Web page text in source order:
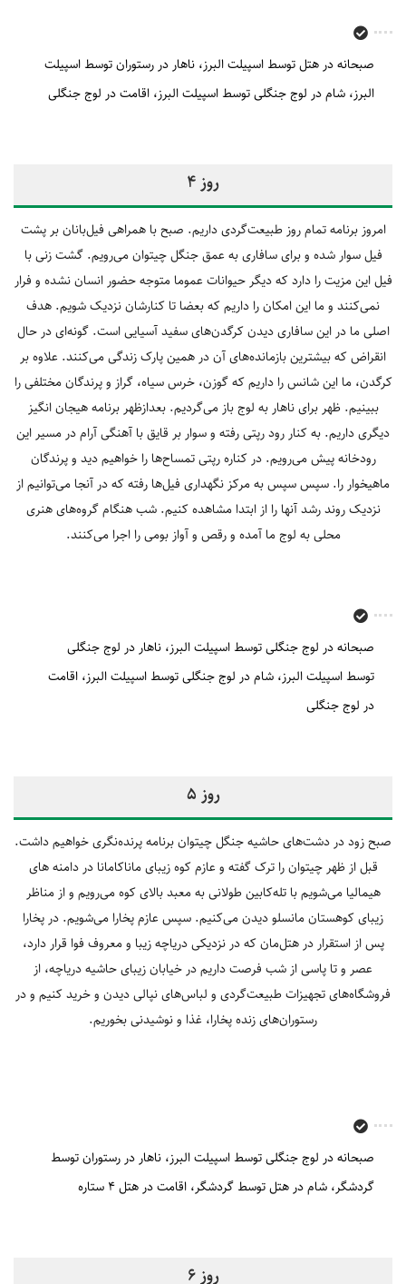
صبحانه در هتل توسط اسپیلت البرز ناهار در رستوران توسط اسپیلت
البرز شام در لوج جنگلی توسط اسپیلت البرز اقامت در لوج جنگلی
روز 4
امروز برنامه تمام روز طبیعت‌گردی داریم. صبح با همراهی فیل‌بانان بر پشت
فیل سوار شده و برای سافاری به عمق جنگل چیتوان می‌رویم. گشت زنی با
فیل این مزیت را دارد که دیگر حیوانات عموما متوجه حضور انسان نشده و فرار
نمی‌کنند و ما این امکان را داریم که بعضا تا کنارشان نزدیک شویم. هدف
اصلی ما در این سافاری دیدن کرگدن‌های سفید آسیایی است. گونه‌ای در حال
انقراض که بیشترین بازمانده‌های آن در همین پارک زندگی می‌کنند. علاوه بر
کرگدن، ما این شانس را داریم که گوزن، خرس سیاه، گراز و پرندگان مختلفی را
ببینیم. ظهر برای ناهار به لوج باز می‌گردیم. بعدازظهر برنامه هیجان انگیز
دیگری داریم. به کنار رود رپتی رفته و سوار بر قایق با آهنگی آرام در مسیر این
رودخانه پیش می‌رویم. در کناره رپتی تمساح‌ها را خواهیم دید و پرندگان
ماهیخوار را. سپس سپس به مرکز نگهداری فیل‌ها رفته که در آنجا می‌توانیم از
نزدیک روند رشد آنها را از ابتدا مشاهده کنیم. شب هنگام گروه‌های هنری
محلی به لوج ما آمده و رقص و آواز بومی را اجرا می‌کنند.
صبحانه در لوج جنگلی توسط اسپیلت البرز ناهار در لوج جنگلی
توسط اسپیلت البرز شام در لوج جنگلی توسط اسپیلت البرز اقامت
در لوج جنگلی
روز 5
صبح زود در دشت‌های حاشیه جنگل چیتوان برنامه پرنده‌نگری خواهیم داشت.
قبل از ظهر چیتوان را ترک گفته و عازم کوه زیبای ماناکامانا در دامنه های
هیمالیا می‌شویم با تله‌کابین طولانی به معبد بالای کوه می‌رویم و از مناظر
زیبای کوهستان مانسلو دیدن می‌کنیم. سپس عازم پخارا می‌شویم. در پخارا
پس از استقرار در هتل‌مان که در نزدیکی دریاچه زیبا و معروف فوا قرار دارد،
عصر و تا پاسی از شب فرصت داریم در خیابان زیبای حاشیه دریاچه، از
فروشگاه‌های تجهیزات طبیعت‌گردی و لباس‌های نپالی دیدن و خرید کنیم و در
رستوران‌های زنده پخارا، غذا و نوشیدنی بخوریم.
صبحانه در لوج جنگلی توسط اسپیلت البرز ناهار در رستوران توسط
گردشگر شام در هتل توسط گردشگر اقامت در هتل 4 ستاره
روز 6